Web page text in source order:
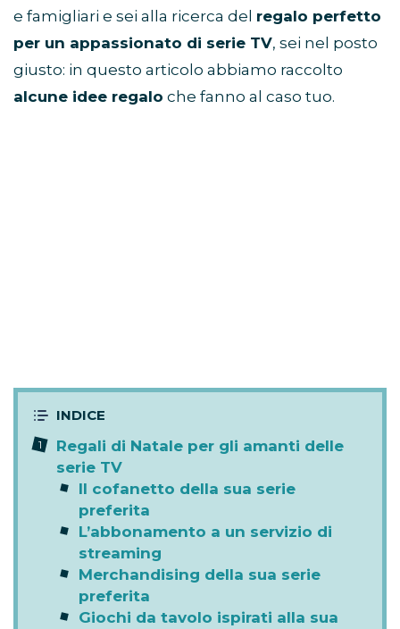
e famigliari e sei alla ricerca del regalo perfetto
per un appassionato di serie TV, sei nel posto
giusto: in questo articolo abbiamo raccolto
alcune idee regalo che fanno al caso tuo.
Regali di Natale per gli amanti delle
serie TV
Il cofanetto della sua serie
preferita
L’abbonamento a un servizio di
streaming
Merchandising della sua serie
preferita
Giochi da tavolo ispirati alla sua